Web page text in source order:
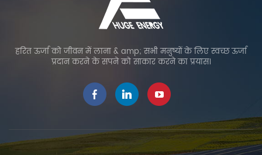
हरित ऊर्जा को जीवन में लाना & amp; सभी मनुष्यों के लिए स्वच्छ ऊर्जा
प्रदान करने के सपने को साकार करने का प्रयास।